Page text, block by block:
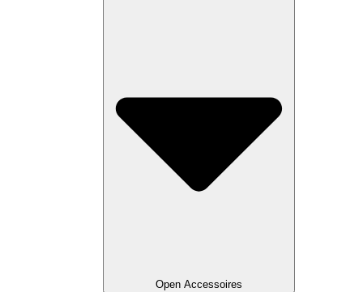
Open Accessoires